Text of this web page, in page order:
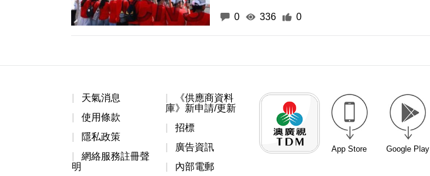
0 336 0
天氣消息
使用條款
隱私政策
網絡服務註冊聲
明
《供應商資料
庫》新申請/更新
招標
廣告資訊
內部電郵
App Store Google Play